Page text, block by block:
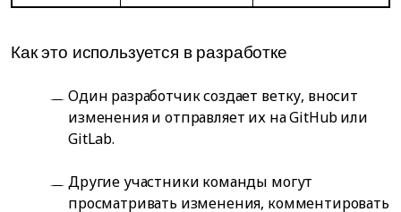
Как это используется в разработке
Один разработчик создает ветку, вносит
изменения и отправляет их на GitHub или
GitLab.
Другие участники команды могут
просматривать изменения, комментировать